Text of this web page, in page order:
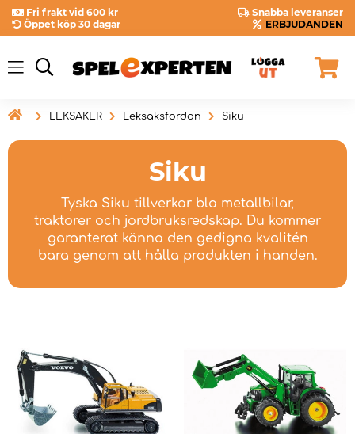
Fri frakt vid 600 kr
Snabba leveranser
Öppet köp 30 dagar
ERBJUDANDEN
 LEKSAKER Leksaksfordon Siku
Siku
Tyska Siku tillverkar bla metallbilar,
traktorer och jordbruksredskap. Du kommer
garanterat känna den gedigna kvalitén
bara genom att hålla produkten i handen.